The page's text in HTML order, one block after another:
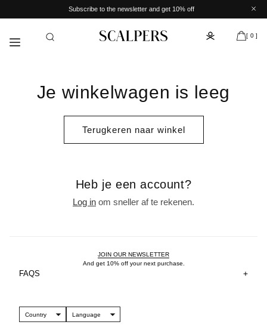
Subscribe to the newsletter and get 10% off
[ 0 ]
Je winkelwagen is leeg
Terugkeren naar winkel
Heb je een account?
Log in om sneller af te rekenen.
FAQS
JOIN OUR NEWSLETTER
And get 10% off your next purchase.
Country Language